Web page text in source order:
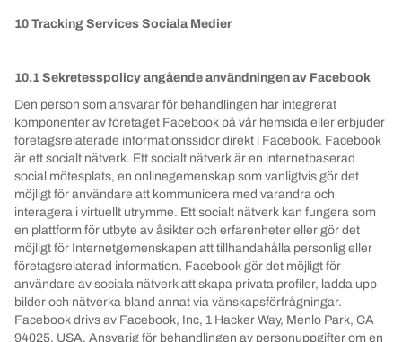
10 Tracking Services Sociala Medier
10.1 Sekretesspolicy angående användningen av Facebook
Den person som ansvarar för behandlingen har integrerat
komponenter av företaget Facebook på vår hemsida eller erbjuder
företagsrelaterade informationssidor direkt i Facebook. Facebook
är ett socialt nätverk. Ett socialt nätverk är en internetbaserad
social mötesplats, en onlinegemenskap som vanligtvis gör det
möjligt för användare att kommunicera med varandra och
interagera i virtuellt utrymme. Ett socialt nätverk kan fungera som
en plattform för utbyte av åsikter och erfarenheter eller gör det
möjligt för Internetgemenskapen att tillhandahålla personlig eller
företagsrelaterad information. Facebook gör det möjligt för
användare av sociala nätverk att skapa privata profiler, ladda upp
bilder och nätverka bland annat via vänskapsförfrågningar.
Facebook drivs av Facebook, Inc, 1 Hacker Way, Menlo Park, CA
94025, USA. Ansvarig för behandlingen av personuppgifter om en